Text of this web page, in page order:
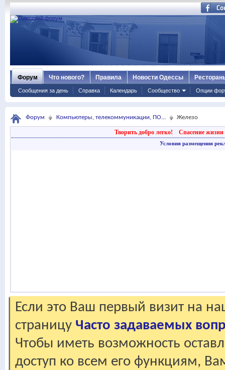
Форум
Сообщения за день Справка Календарь Сообщество Опции
Что нового? Правила Новости Одессы
Форум Компьютеры, телекоммуникации, ПО... Железо
Творить добро легко! Спасение жизни
Условия размещения
Если это Ваш первый визит на
страницу Часто задаваемых
Чтобы иметь возможность
доступ ко всем его функциям,